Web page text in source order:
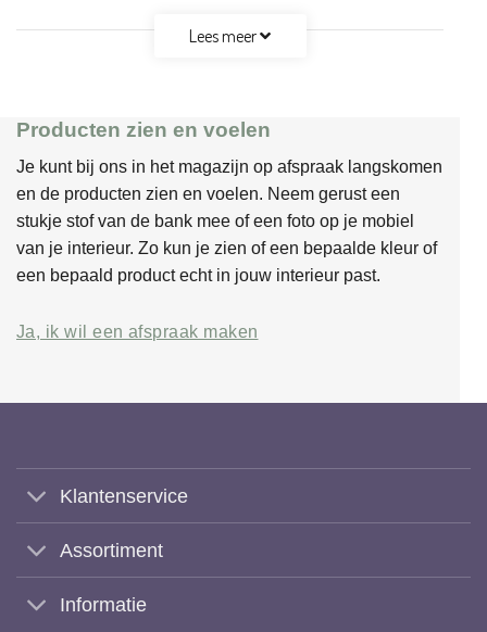
Lees meer
Producten zien en voelen
Je kunt bij ons in het magazijn op afspraak langskomen
en de producten zien en voelen. Neem gerust een
stukje stof van de bank mee of een foto op je mobiel
van je interieur. Zo kun je zien of een bepaalde kleur of
een bepaald product echt in jouw interieur past.
Ja, ik wil een afspraak maken
Klantenservice
Assortiment
Informatie